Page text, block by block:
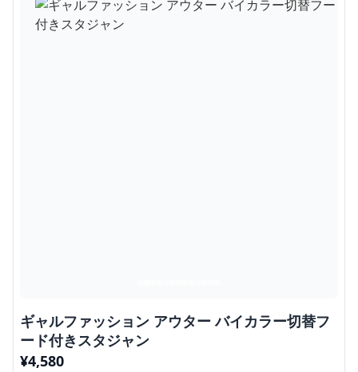
ギャルファッション アウター バイカラー切替フ
ード付きスタジャン
¥4,580